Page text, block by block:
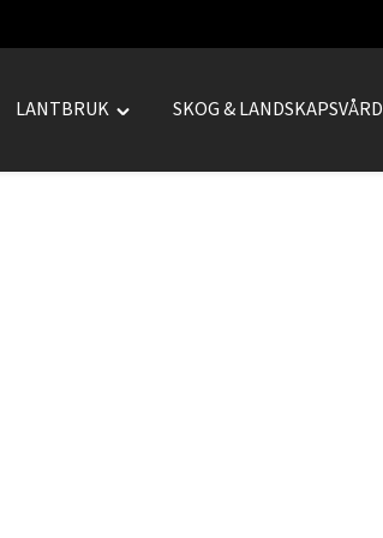
LANTBRUK
Toggle
SKOG & LANDSKAPSVÅRD